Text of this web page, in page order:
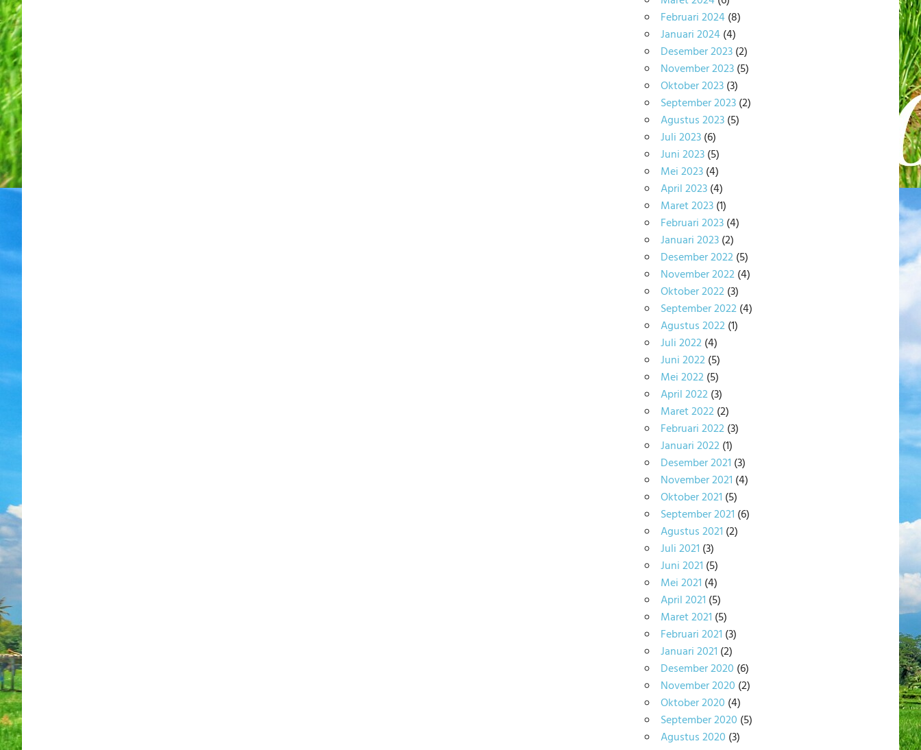
Februari 2024(8)
Januari 2024(4)
Desember 2023(2)
November 2023(5)
Oktober 2023(3)
September 2023(2)
Agustus 2023(5)
Juli 2023(6)
Juni 2023(5)
Mei 2023(4)
April 2023(4)
Maret 2023(1)
Februari 2023(4)
Januari 2023(2)
Desember 2022(5)
November 2022(4)
Oktober 2022(3)
September 2022(4)
Agustus 2022(1)
Juli 2022(4)
Juni 2022(5)
Mei 2022(5)
April 2022(3)
Maret 2022(2)
Februari 2022(3)
Januari 2022(1)
Desember 2021 (3)
November 2021 (4)
Oktober 2021 (5)
September 2021 (6)
Agustus 2021 (2)
Juli 2021 (3)
Juni 2021 (5)
Mei 2021 (4)
April 2021 (5)
Maret 2021 (5)
Februari 2021 (3)
Januari 2021 (2)
Desember 2020 (6)
November 2020 (2)
Oktober 2020 (4)
September 2020 (5)
Agustus 2020 (3)